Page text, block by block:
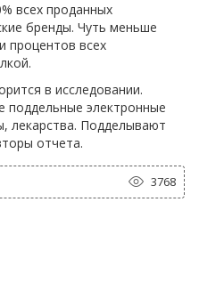
всех проданных
бренды. Чуть меньше
процентов всех
в исследовании.
поддельные электронные
лекарства. Подделывают
отчета.
3768